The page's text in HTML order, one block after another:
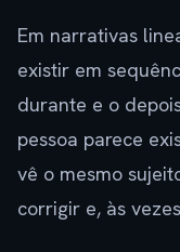
Em narrativas
existir em
durante e o
pessoa parece
vê o mesmo
corrigir e, às